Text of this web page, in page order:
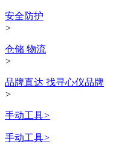
安全防护
>
仓储 物流
>
品牌直达 找寻心仪品牌
>
手动工具>
手动工具>